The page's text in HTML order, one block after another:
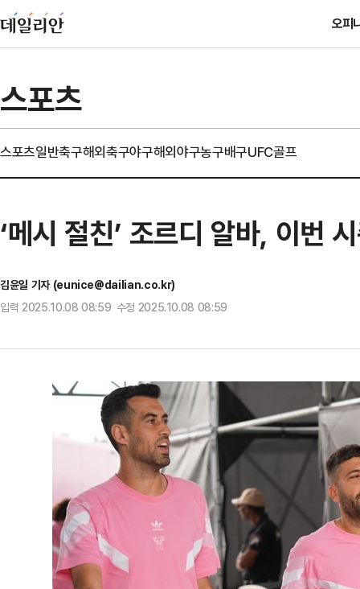
오피
스포츠
스포츠일반축구해외축구야구해외야구농구배구UFC골프
‘메시 절친’ 조르디 알바, 이번
김윤일 기자 (eunice@dailian.co.kr)
입력 2025.10.08 08:59 수정 2025.10.08 08:59